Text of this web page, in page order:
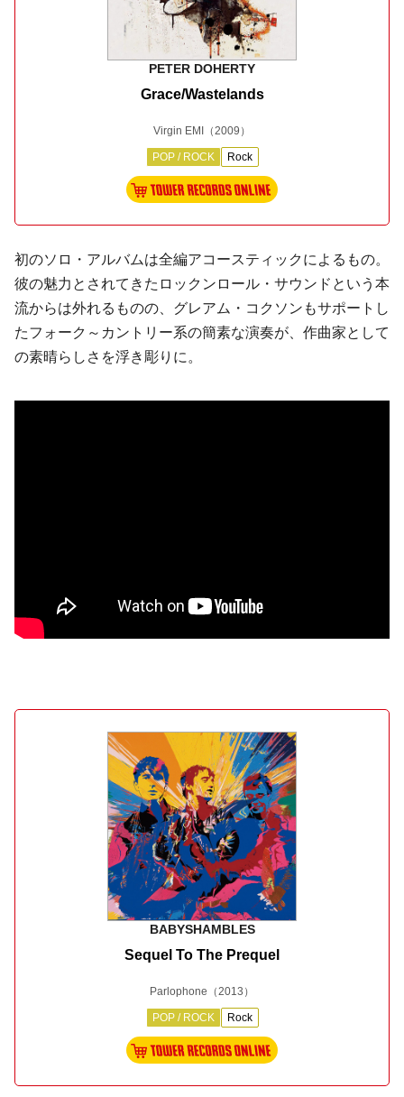
PETER DOHERTY
Grace/Wastelands
Virgin EMI （2009）
POP / ROCK Rock
初のソロ・アルバムは全編アコースティックによるもの。
彼の魅力とされてきたロックンロール・サウンドという本
流からは外れるものの、 グレアム・コクソン もサポートし
たフォーク ～カントリー系の簡素な演奏が、作曲家として
の素晴らしさを浮き彫りに。
BABYSHAMBLES
Sequel To The Prequel
Parlophone （2013）
POP / ROCK Rock